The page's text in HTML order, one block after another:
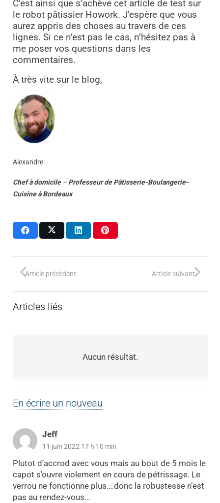
C’est ainsi que s’achève cet article de test sur
le robot pâtissier Howork. J’espère que vous
aurez appris des choses au travers de ces
lignes. Si ce n’est pas le cas, n’hésitez pas à
me poser vos questions dans les
commentaires.
À très vite sur le blog,
Alexandre
Chef à domicile–Professeur de Pâtisserie-Boulangerie-
Cuisine à Bordeaux
Article précédent Article suivant
Articles liés
Aucun résultat.
En écrire un nouveau
Jeff
11 juin 2022 17 h 10 min
Plutot d’accrod avec vous mais au bout de 5 mois le
capot s’ouvre violement en cours de pétrissage. Le
verrou ne fonctionne plus….donc la robustesse n’est
pas au rendez-vous…